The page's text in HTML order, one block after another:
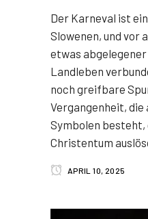
Der Karneval ist
Slowenen, und vor
etwas
Landleben
noch greifbare
Vergangenheit, die
Symbolen besteht,
Christentum
APRIL 10, 2025